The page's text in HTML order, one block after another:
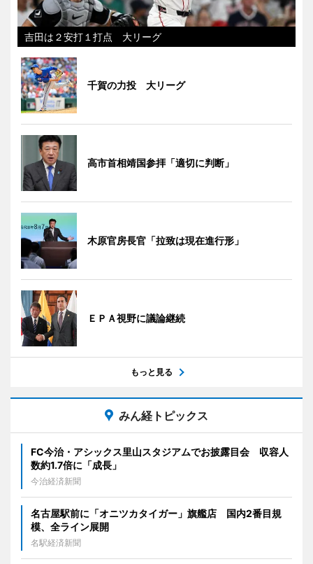
吉田は２安打１打点 大リーグ
千賀の力投 大リーグ
高市首相靖国参拝「適切に判断」
木原官房長官「拉致は現在進行形」
ＥＰＡ視野に議論継続
もっと見る
みん経トピックス
FC今治・アシックス里山スタジアムでお披露目会 収容人
数約1.7倍に「成長」
今治経済新聞
名古屋駅前に「オニツカタイガー」旗艦店 国内2番目規
模、全ライン展開
名駅経済新聞